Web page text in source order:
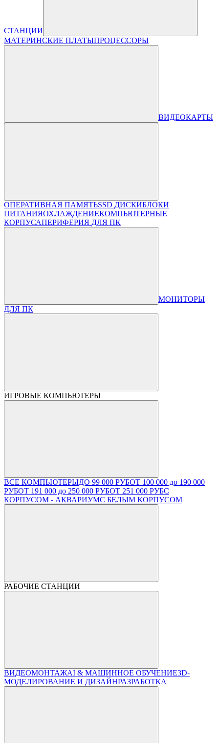
СТАНЦИИ
МАТЕРИНСКИЕ ПЛАТЫПРОЦЕССОРЫ
ВИДЕОКАРТЫ
ОПЕРАТИВНАЯ ПАМЯТЬSSD ДИСКИБЛОКИ
ПИТАНИЯОХЛАЖДЕНИЕКОМПЬЮТЕРНЫЕ
КОРПУСАПЕРИФЕРИЯ ДЛЯ ПК
МОНИТОРЫ
ДЛЯ ПК
ИГРОВЫЕ КОМПЬЮТЕРЫ
ВСЕ КОМПЬЮТЕРЫДО 99 000 РУБОТ 100 000 до 190 000
РУБОТ 191 000 до 250 000 РУБОТ 251 000 РУБС
КОРПУСОМ - АКВАРИУМС БЕЛЫМ КОРПУСОМ
РАБОЧИЕ СТАНЦИИ
ВИДЕОМОНТАЖAI & МАШИННОЕ ОБУЧЕНИЕ3D-
МОДЕЛИРОВАНИЕ И ДИЗАЙНРАЗРАБОТКА